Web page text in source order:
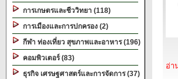
การเกษตรและชีววิทยา (118)
การเมืองและการปกครอง (2)
กีฬา ท่องเที่ยว สุขภาพและอาหาร (196)
คอมพิวเตอร์ (83)
ธุรกิจ เศรษฐศาสตร์และการจัดการ (37)
อ่า